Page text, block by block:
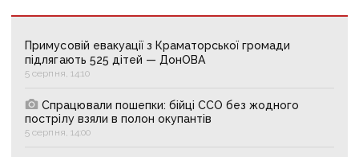
Примусовій евакуації з Краматорської громади
підлягають 525 дітей — ДонОВА
5 серпня, 14:10
Спрацювали пошепки: бійці ССО без жодного
пострілу взяли в полон окупантів
5 серпня, 14:00